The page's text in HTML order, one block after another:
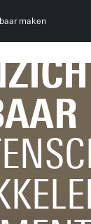
maken